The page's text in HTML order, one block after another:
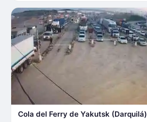
Cola del Ferry de Yakutsk (Darquilá)